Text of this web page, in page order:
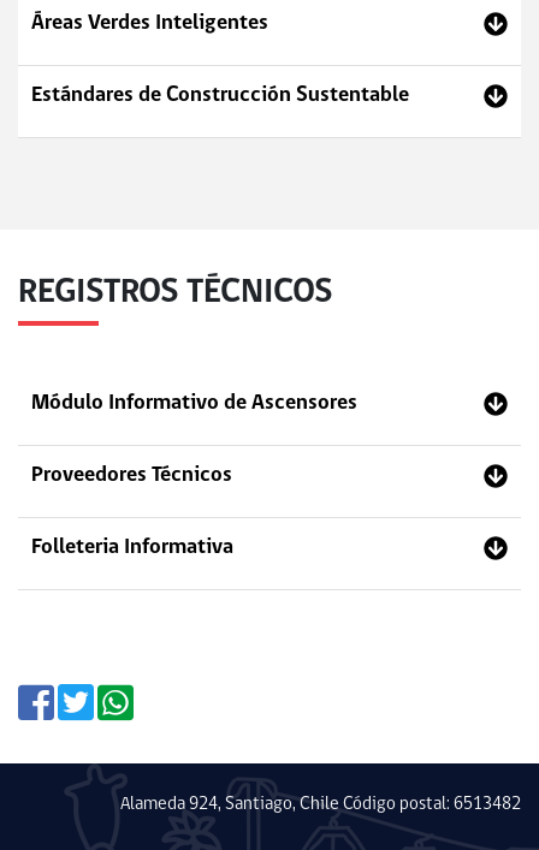
Áreas Verdes Inteligentes
Estándares de Construcción Sustentable
REGISTROS TÉCNICOS
Módulo Informativo de Ascensores
Proveedores Técnicos
Folleteria Informativa
Alameda 924, Santiago, Chile Código postal: 6513482